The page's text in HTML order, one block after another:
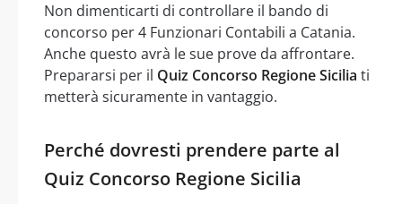
Non dimenticarti di controllare il bando di
concorso per 4 Funzionari Contabili a Catania.
Anche questo avrà le sue prove da affrontare.
Prepararsi per il Quiz Concorso Regione Sicilia ti
metterà sicuramente in vantaggio.
Perché dovresti prendere parte al
Quiz Concorso Regione Sicilia